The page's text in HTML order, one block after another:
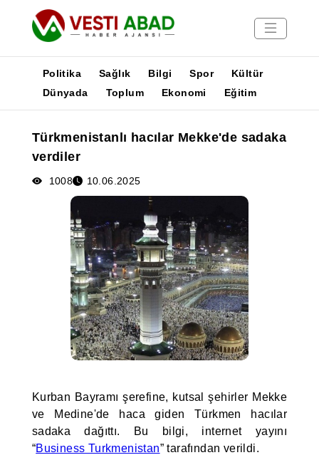
Yayınlar
Medya
Poster
Politika Sağlık Bilgi Spor
Kültür
Dünyada
Toplum Ekonomi Eğitim
Türkmenistanlı hacılar Mekke'de sadaka
verdiler
1008 10.06.2025
Kurban Bayramı şerefine, kutsal şehirler Mekke
ve Medine'de haca giden Türkmen hacılar
sadaka dağıttı. Bu bilgi, internet yayını
“Business Turkmenistan” tarafından verildi.